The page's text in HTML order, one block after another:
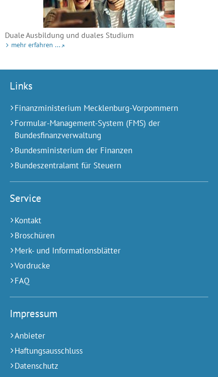
Duale Ausbildung und duales Studium
mehr erfahren ...
Links
Finanzministerium Mecklenburg-Vorpommern
Formular-Management-System (FMS) der
Bundesfinanzverwaltung
Bundesministerium der Finanzen
Bundeszentralamt für Steuern
Service
Kontakt
Broschüren
Merk- und Informationsblätter
Vordrucke
FAQ
Impressum
Anbieter
Haftungsausschluss
Datenschutz